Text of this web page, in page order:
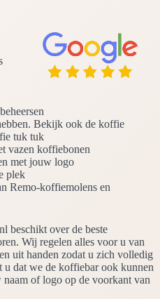
Bekijk ook de koffie
tuk tuk
vazen koffiebonen
met jouw logo
plek
Remo-koffiemolens en
beschikt over de beste
Wij regelen alles voor u van
uit handen zodat u zich volledig
u dat we de koffiebar ook kunnen
of logo op de voorkant van